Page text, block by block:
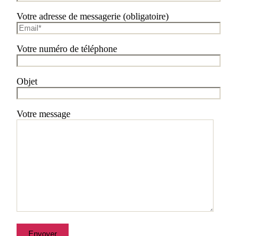
Votre adresse de messagerie (obligatoire)
Votre numéro de téléphone
Objet
Votre message